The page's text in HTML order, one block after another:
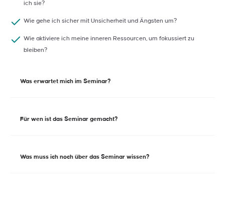
ich sie?
Wie gehe ich sicher mit Unsicherheit und Ängsten um?
Wie aktiviere ich meine inneren Ressourcen, um fokussiert zu
bleiben?
Was erwartet mich im Seminar?
Team. Sie arbeiten an Ihren realen Veränderungs-Anliegen,
Für wen ist das Seminar gemacht?
Was muss ich noch über das Seminar wissen?